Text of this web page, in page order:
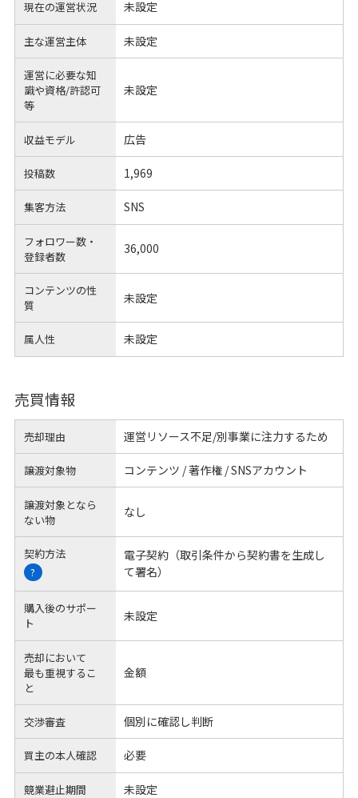
現在の運営状況 未設定
主な運営主体 未設定
運営に必要な知
識や資格/許認可
等
未設定
収益モデル 広告
投稿数 1,969
集客方法 SNS
フォロワー数・
登録者数
36,000
コンテンツの性
質
未設定
属人性 未設定
売買情報
売却理由 運営リソース不足/別事業に注力するため
譲渡対象物 コンテンツ / 著作権 / SNSアカウント
譲渡対象となら
ない物
なし
契約方法
?
電子契約（取引条件から契約書を生成し
て署名）
購入後のサポー
ト
未設定
売却において
最も重視するこ
と
金額
交渉審査 個別に確認し判断
買主の本人確認 必要
競業避止期間 未設定